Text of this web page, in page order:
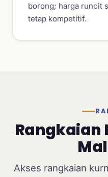
borong; harga runcit
tetap kompetitif.
Rangkaian
Akses rangkaian